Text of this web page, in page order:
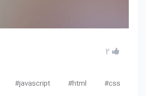
2
css#
html#
javascript#